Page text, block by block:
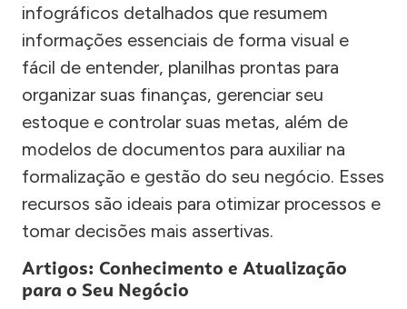
infográficos detalhados que resumem
informações essenciais de forma visual e
fácil de entender, planilhas prontas para
organizar suas finanças, gerenciar seu
estoque e controlar suas metas, além de
modelos de documentos para auxiliar na
formalização e gestão do seu negócio. Esses
recursos são ideais para otimizar processos e
tomar decisões mais assertivas.
Artigos: Conhecimento e Atualização
para o Seu Negócio